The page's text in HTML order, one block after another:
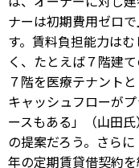
ナーは初期費用ゼロ
す。賃料負担能力は
く、たとえば７階建
７階を医療テナント
キャッシュフローが
ースもある」（山田
の提案だろう。さら
年の定期賃貸借契約